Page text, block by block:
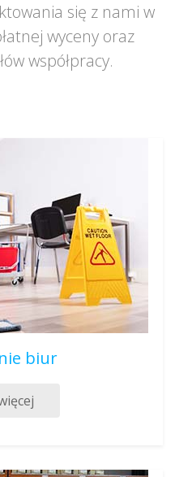
się z nami w
wyceny oraz
współpracy.
biur